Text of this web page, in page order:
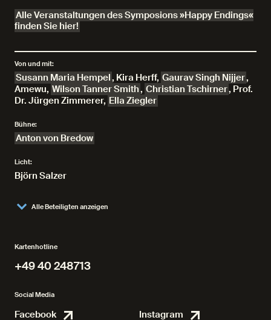
Alle Veranstaltungen des Symposions »Happy Endings«
finden Sie hier!
Von und mit:
Susann Maria Hempel, Kira Herff, Gaurav Singh Nijjer,
Amewu, Wilson Tanner Smith, Christian Tschirner, Prof.
Dr. Jürgen Zimmerer, Ella Ziegler
Alle Beteiligten anzeigen
Bühne:
Anton von Bredow
Licht:
Björn Salzer
Kartenhotline
+49 40 248713
Social Media
Facebook FacebookInstagram